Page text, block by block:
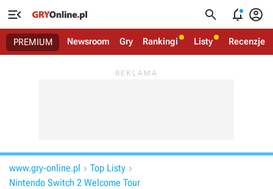
   
PREMIUM Newsroom Gry Rankingi Listy Recenzje
www.gry-online.pl  Top Listy 
Nintendo Switch 2 Welcome Tour